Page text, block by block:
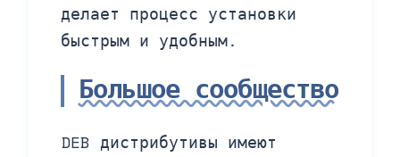
делает процесс установки
быстрым и удобным.
Большое сообщество
DEB дистрибутивы имеют